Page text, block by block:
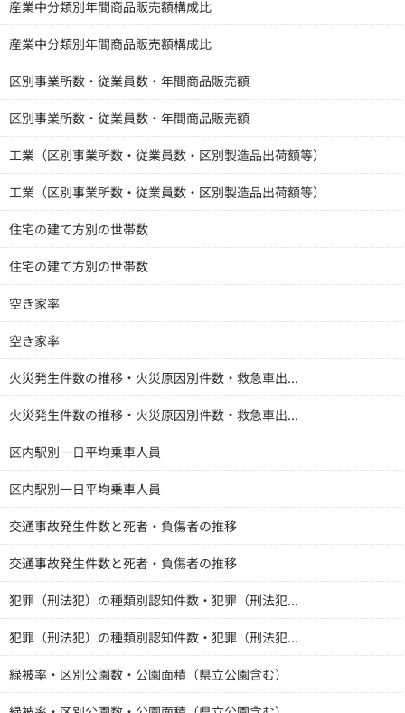
産業中分類別年間商品販売額構成比
産業中分類別年間商品販売額構成比
区別事業所数・従業員数・年間商品販売額
区別事業所数・従業員数・年間商品販売額
工業（区別事業所数・従業員数・区別製造品出荷額等）
工業（区別事業所数・従業員数・区別製造品出荷額等）
住宅の建て方別の世帯数
住宅の建て方別の世帯数
空き家率
空き家率
火災発生件数の推移・火災原因別件数・救急車出...
火災発生件数の推移・火災原因別件数・救急車出...
区内駅別一日平均乗車人員
区内駅別一日平均乗車人員
交通事故発生件数と死者・負傷者の推移
交通事故発生件数と死者・負傷者の推移
犯罪（刑法犯）の種類別認知件数・犯罪（刑法犯...
犯罪（刑法犯）の種類別認知件数・犯罪（刑法犯...
緑被率・区別公園数・公園面積（県立公園含む）